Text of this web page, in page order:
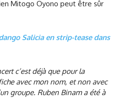
Mitogo Oyono peut être sûr
Salicia en strip-tease dans
c’est déjà que pour la
avec mon nom, et non avec
groupe. Ruben Binam a été à